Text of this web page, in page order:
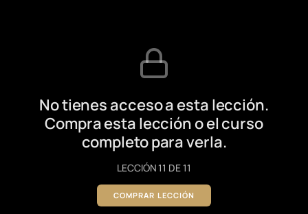
No tienes acceso a esta lección.
Compra esta lección o el curso
completo para verla.
LECCIÓN 11 DE 11
COMPRAR LECCIÓN